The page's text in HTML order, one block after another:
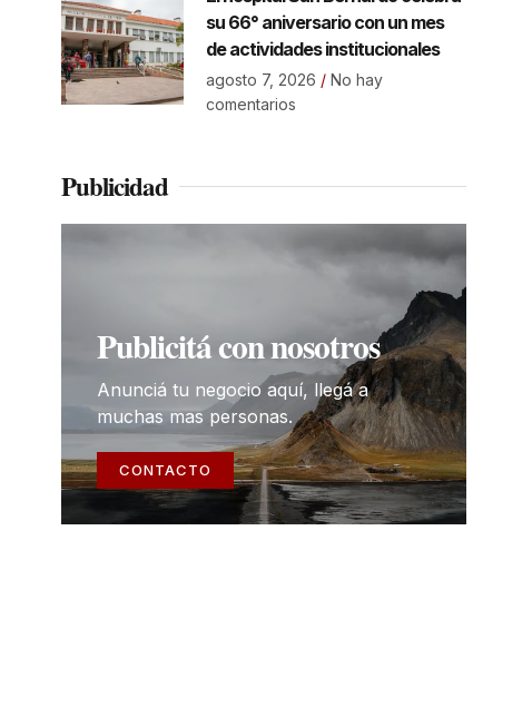
su 66° aniversario con un mes
de actividades institucionales
agosto 7, 2026 No hay
comentarios
Publicidad
Publicitá con nosotros
Anunciá tu negocio aquí, llegá a
muchas mas personas.
CONTACTO